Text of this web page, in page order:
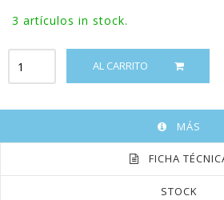
3 artículos in stock.
AL CARRITO
MÁS
FICHA
STOCK